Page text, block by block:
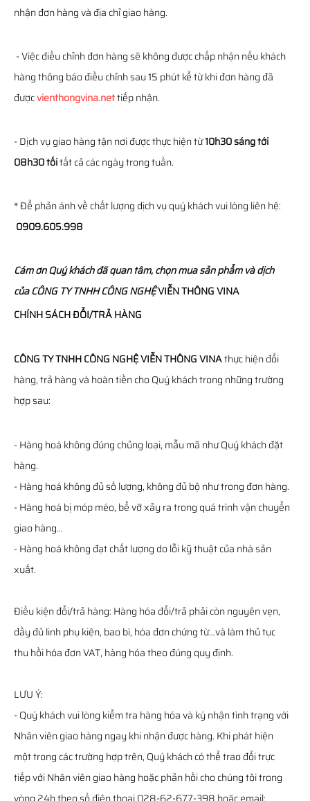
nhận đơn hàng và địa chỉ giao hàng.
- Việc điều chỉnh đơn hàng sẽ không được chấp nhận nếu khách
hàng thông báo điều chỉnh sau 15 phút kể từ khi đơn hàng đã
đượcvienthongvina.nettiếp nhận.
- Dịch vụ giao hàng tận nơi được thực hiện từ10h30 sáng tới
08h30 tốitất cả các ngày trong tuần.
* Để phản ánh về chất lượng dịch vụ quý khách vui lòng liên hệ:
0909.605.998
Cám ơn Quý khách đã quan tâm, chọn mua sản phẩm và dịch
củaCÔNG TY TNHH CÔNG NGHỆVIỄN THÔNGVINA
CHÍNH SÁCH ĐỔI/TRẢ HÀNG
CÔNG TY TNHH CÔNG NGHỆ VIỄN THÔNG VINAthực hiện đổi
hàng, trả hàng và hoàn tiền cho Quý khách trong những trường
hợp sau:
- Hàng hoá không đúng chủng loại, mẫu mã như Quý khách đặt
hàng.
- Hàng hoá không đủ số lượng, không đủ bộ như trong đơn hàng.
- Hàng hoá bị móp méo, bể vỡ xảy ra trong quá trình vận chuyển
giao hàng…
- Hàng hoá không đạt chất lượng do lỗi kỹ thuật của nhà sản
xuất.
Điều kiện đổi/trả hàng: Hàng hóa đổi/trả phải còn nguyên vẹn,
đầy đủ linh phụ kiện, bao bì, hóa đơn chứng từ…và làm thủ tục
thu hồi hóa đơn VAT, hàng hóa theo đúng quy định.
LƯU Ý:
- Quý khách vui lòng kiểm tra hàng hóa và ký nhận tình trạng với
Nhân viên giao hàng ngay khi nhận được hàng. Khi phát hiện
một trong các trường hợp trên, Quý khách có thể trao đổi trực
tiếp với Nhân viên giao hàng hoặc phản hồi cho chúng tôi trong